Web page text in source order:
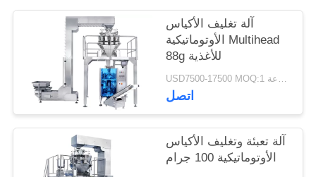
آلة تغليف الأكياس
الأوتوماتيكية Multihead
88g للأغذية
USD7500-17500 MOQ:1 مجموعة
اتصل
آلة تعبئة وتغليف الأكياس
الأوتوماتيكية 100 جرام